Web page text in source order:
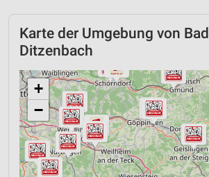
Karte der Umgebung von Bad
Ditzenbach
+
−